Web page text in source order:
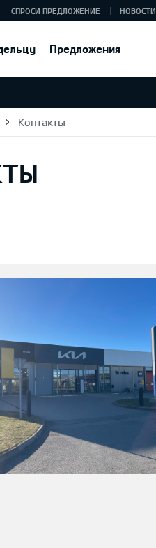
Предложения
СПРОСИ ПРЕДЛОЖЕНИЕ НОВОСТИ
Контакты